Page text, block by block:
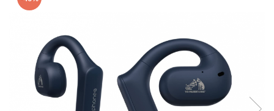
Trotinete electrice
Casa, Gradina & Bricolaj
Accesorii usi
Bucatarie & Servire
Curatenie si intretinere